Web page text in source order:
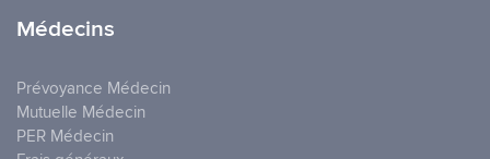
Médecins
Prévoyance Médecin
Mutuelle Médecin
PER Médecin